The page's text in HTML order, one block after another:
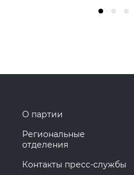
О партии
Региональные
отделения
Контакты пресс-службы